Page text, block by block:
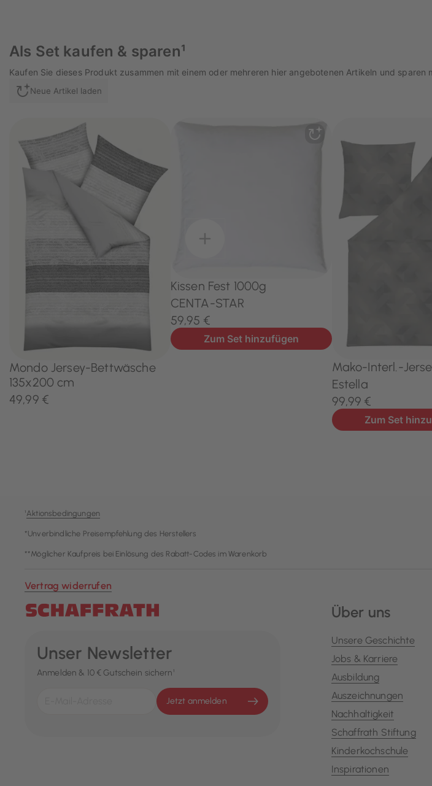
¹Aktionsbedingungen
*Unverbindliche Preisempfehlung des Herstellers
**Möglicher Kaufpreis bei Einlösung des Rabatt-Codes im Warenkorb
Vertrag widerrufen
Unser Newsletter
Anmelden & 10 € Gutschein sichern¹
Jetzt anmelden
Über uns
Unsere Geschichte
Jobs & Karriere
Ausbildung
Auszeichnungen
Nachhaltigkeit
Schaffrath Stiftung
Kinderkochschule
Inspirationen